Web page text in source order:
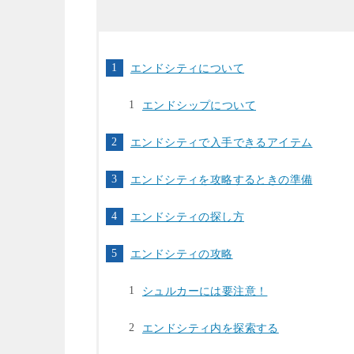
エンドシティについて
エンドシップについて
エンドシティで入手できるアイテム
エンドシティを攻略するときの準備
エンドシティの探し方
エンドシティの攻略
シュルカーには要注意！
エンドシティ内を探索する